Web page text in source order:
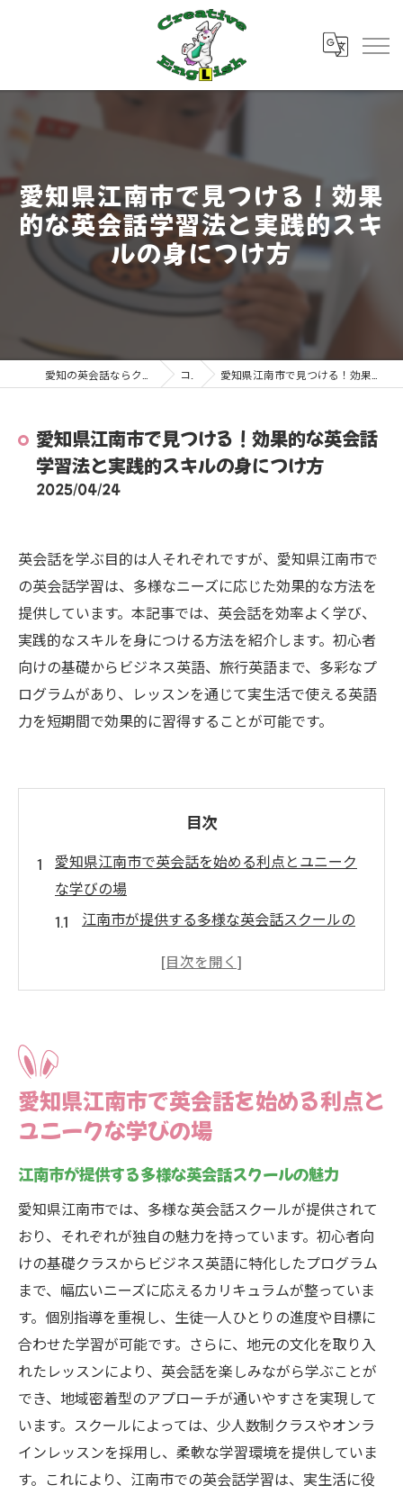
愛知県江南市で見つける！効果
的な英会話学習法と実践的スキ
ルの身につけ方
コラム 愛知県江南市で見つける！効果的な英会話学習法と実践的スキルの身につけ方
愛知県江南市で見つける！効果的な英会話
学習法と実践的スキルの身につけ方
2025/04/24
英会話を学ぶ目的は人それぞれですが、愛知県江南市で
の英会話学習は、多様なニーズに応じた効果的な方法を
提供しています。本記事では、英会話を効率よく学び、
実践的なスキルを身につける方法を紹介します。初心者
向けの基礎からビジネス英語、旅行英語まで、多彩なプ
ログラムがあり、レッスンを通じて実生活で使える英語
力を短期間で効果的に習得することが可能です。
目次
愛知県江南市で英会話を始める利点とユニーク
な学びの場
江南市が提供する多様な英会話スクールの
地域密着型のカリキュラムで実践力を強化
の特長
初心者に優しい環境で安心して学べる
の方法
日常会話に役立つ表現を重点的に学ぶ
ロールプレイを活用した実践的トレーニン
グ
短期間で結果を出すための集中プラン
グループディスカッションで学ぶコミュニ
ケーション力
実生活での活用を意識したレッスン内容
短期間学習で成果を上げるためのポイント
初心者が知っておくべき江南市の英会話プログ
ラムの選び方
愛知県江南市で英会話を始める利点と
ユニークな学びの場
江南市が提供する多様な英会話スクールの魅力
愛知県江南市では、多様な英会話スクールが提供されて
おり、それぞれが独自の魅力を持っています。初心者向
けの基礎クラスからビジネス英語に特化したプログラム
まで、幅広いニーズに応えるカリキュラムが整っていま
す。個別指導を重視し、生徒一人ひとりの進度や目標に
合わせた学習が可能です。さらに、地元の文化を取り入
れたレッスンにより、英会話を楽しみながら学ぶことが
でき、地域密着型のアプローチが通いやすさを実現して
います。スクールによっては、少人数制クラスやオンラ
インレッスンを採用し、柔軟な学習環境を提供していま
す。これにより、江南市での英会話学習は、実生活に役